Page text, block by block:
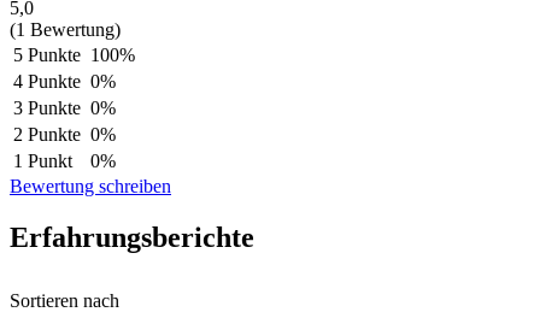
5,0
(1 Bewertung)
5 Punkte 100%
4 Punkte 0%
3 Punkte 0%
2 Punkte 0%
1 Punkt
0%
Bewertung schreiben
Erfahrungsberichte
Sortieren nach